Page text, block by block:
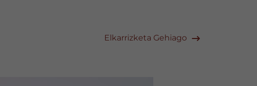
Elkarrizketa Gehiago